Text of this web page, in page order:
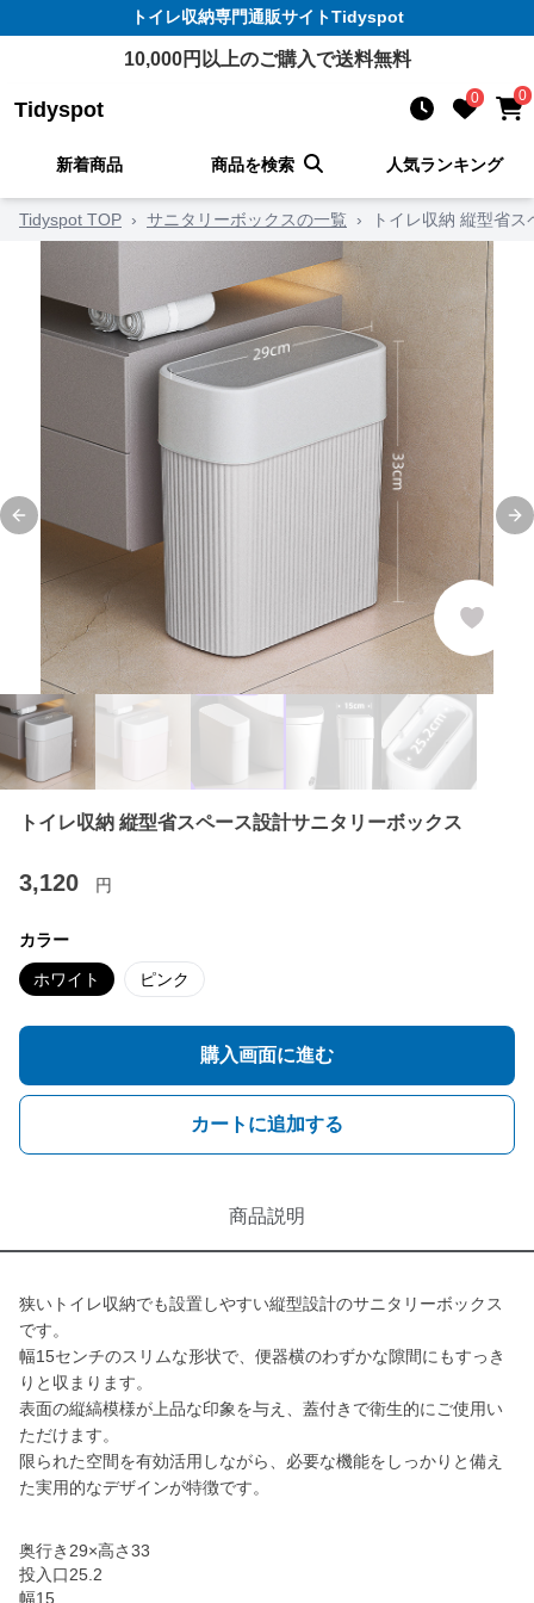
トイレ収納専門通販サイトTidyspot
10,000円以上のご購入で送料無料
Tidyspot 0 0
新着商品 商品を検索 人気ランキング
Tidyspot TOP › サニタリーボックスの一覧 › トイレ収納 縦型省
Previous slide
トイレ収納 縦型省スペース設計サニタリーボックス
3,120 円
カラー
ホワイト ピンク
購入画面に進む
カートに追加する
商品説明
狭いトイレ収納でも設置しやすい縦型設計のサニタリーボックス
です。
幅15センチのスリムな形状で、便器横のわずかな隙間にもすっき
りと収まります。
表面の縦縞模様が上品な印象を与え、蓋付きで衛生的にご使用い
ただけます。
限られた空間を有効活用しながら、必要な機能をしっかりと備え
た実用的なデザインが特徴です。
奥行き29×高さ33
投入口25.2
幅15